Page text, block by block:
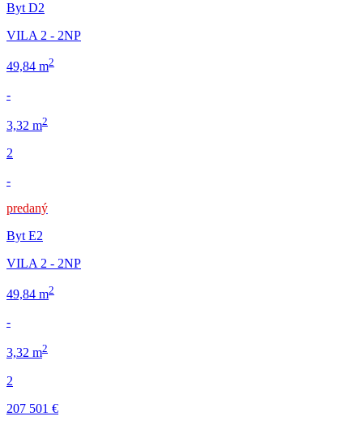
Byt D2
VILA 2 - 2NP
49,84 m2
-
3,32 m2
2
-
predaný
Byt E2
VILA 2 - 2NP
49,84 m2
-
3,32 m2
2
207 501 €